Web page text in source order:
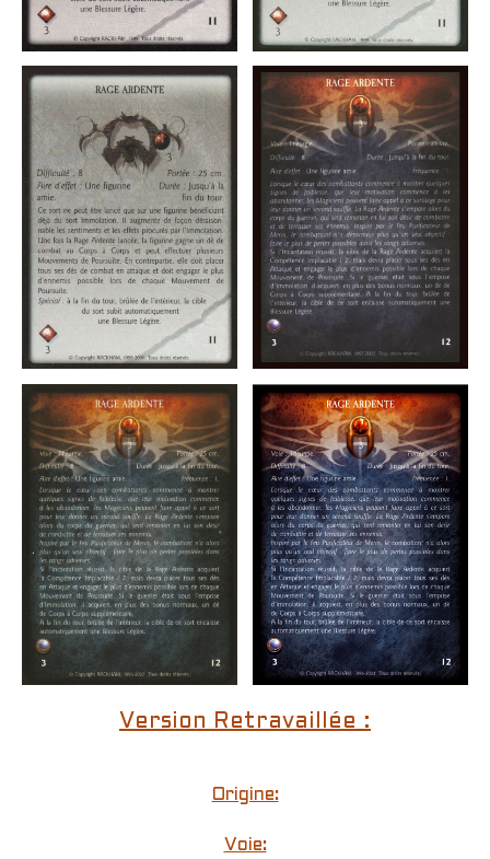
Version Retravaillée :
Origine:
Voie: